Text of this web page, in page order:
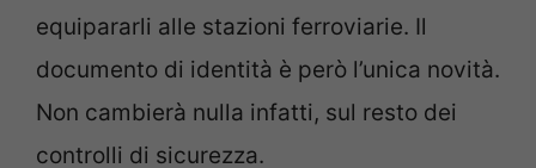
equipararli alle stazioni ferroviarie. Il
documento di identità è però l’unica novità.
Non cambierà nulla infatti, sul resto dei
controlli di sicurezza.